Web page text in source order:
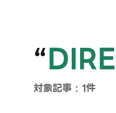
“
対象記事 : 1件